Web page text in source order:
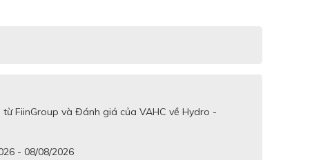
FiinGroup và Đánh giá của VAHC về Hydro -
- 08/08/2026